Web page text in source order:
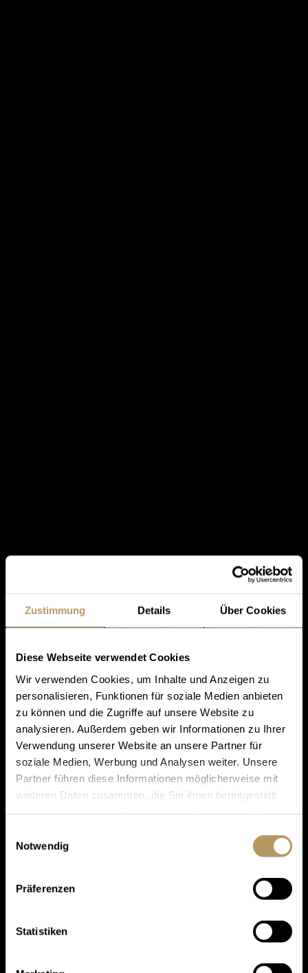
Zustimmung Details Über Cookies
Diese Webseite verwendet Cookies
Wir verwenden Cookies, um Inhalte und Anzeigen zu
personalisieren, Funktionen für soziale Medien anbieten
zu können und die Zugriffe auf unsere Website zu
analysieren. Außerdem geben wir Informationen zu Ihrer
Verwendung unserer Website an unsere Partner für
soziale Medien, Werbung und Analysen weiter. Unsere
Partner führen diese Informationen möglicherweise mit
weiteren Daten zusammen, die Sie ihnen bereitgestellt
Notwendig
Präferenzen
Statistiken